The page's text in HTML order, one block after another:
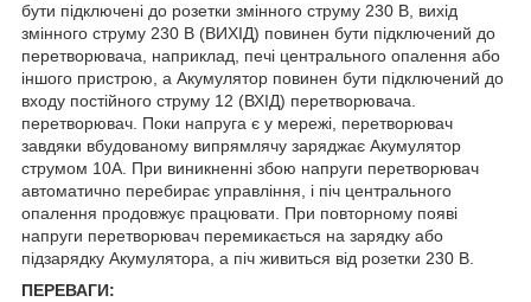
бути підключені до розетки змінного струму 230 В, вихід
змінного струму 230 В (ВИХІД) повинен бути підключений до
перетворювача, наприклад, печі центрального опалення або
іншого пристрою, а Акумулятор повинен бути підключений до
входу постійного струму 12 (ВХІД) перетворювача.
перетворювач. Поки напруга є у мережі, перетворювач
завдяки вбудованому випрямлячу заряджає Акумулятор
струмом 10А. При виникненні збою напруги перетворювач
автоматично перебирає управління, і піч центрального
опалення продовжує працювати. При повторному появі
напруги перетворювач перемикається на зарядку або
підзарядку Акумулятора, а піч живиться від розетки 230 В.
ПЕРЕВАГИ: